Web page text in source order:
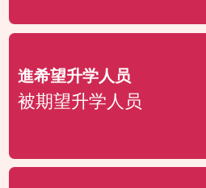
進希望升学人员
被期望升学人员